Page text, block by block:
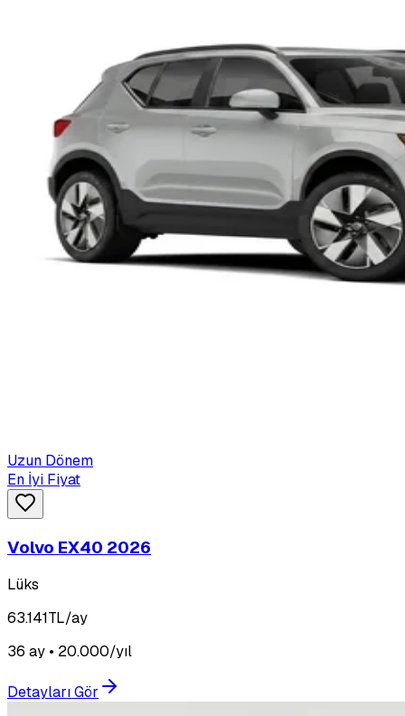
Uzun Dönem
En İyi Fiyat
Volvo EX40 2026
Lüks
63.141TL/ay
36 ay • 20.000/yıl
Detayları Gör